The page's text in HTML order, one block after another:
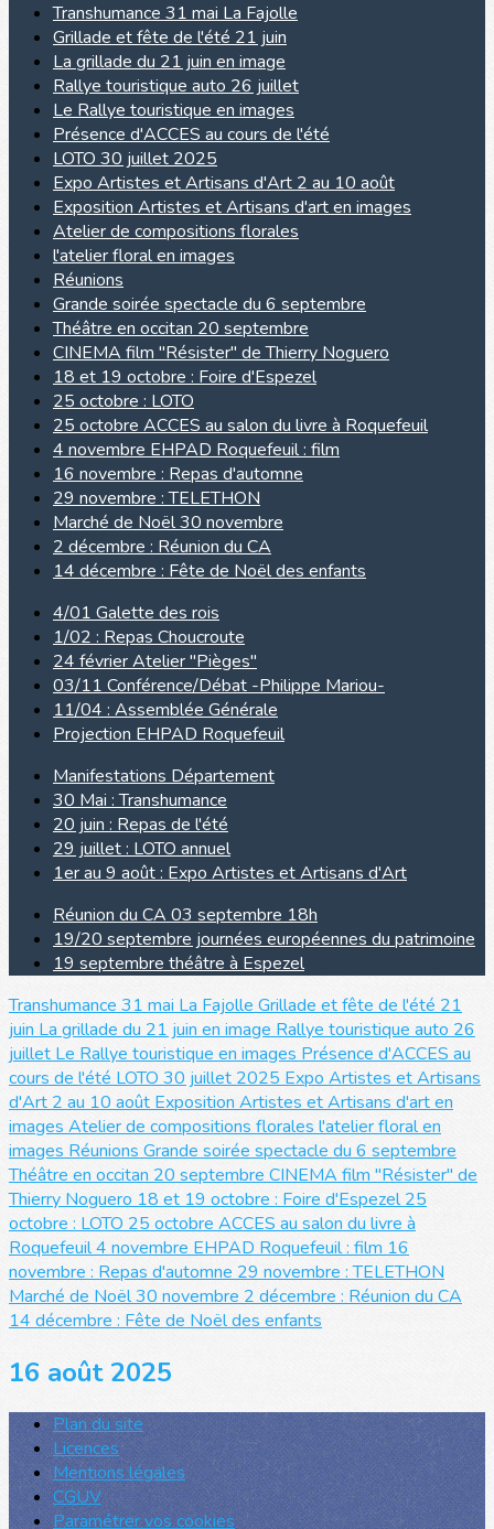
Transhumance 31 mai La Fajolle
Grillade et fête de l'été 21 juin
La grillade du 21 juin en image
Rallye touristique auto 26 juillet
Le Rallye touristique en images
Présence d'ACCES au cours de l'été
LOTO 30 juillet 2025
Expo Artistes et Artisans d'Art 2 au 10 août
Exposition Artistes et Artisans d'art en images
Atelier de compositions florales
l'atelier floral en images
Réunions
Grande soirée spectacle du 6 septembre
Théâtre en occitan 20 septembre
CINEMA film "Résister" de Thierry Noguero
18 et 19 octobre : Foire d'Espezel
25 octobre : LOTO
25 octobre ACCES au salon du livre à Roquefeuil
4 novembre EHPAD Roquefeuil : film
16 novembre : Repas d'automne
29 novembre : TELETHON
Marché de Noël 30 novembre
2 décembre : Réunion du CA
14 décembre : Fête de Noël des enfants
4/01 Galette des rois
1/02 : Repas Choucroute
24 février Atelier "Pièges"
03/11 Conférence/Débat -Philippe Mariou-
11/04 : Assemblée Générale
Projection EHPAD Roquefeuil
Manifestations Département
30 Mai : Transhumance
20 juin : Repas de l'été
29 juillet : LOTO annuel
1er au 9 août : Expo Artistes et Artisans d'Art
Réunion du CA 03 septembre 18h
19/20 septembre journées européennes du patrimoine
19 septembre théâtre à Espezel
Transhumance 31 mai La Fajolle Grillade et fête de l'été 21
juin La grillade du 21 juin en image Rallye touristique auto 26
juillet Le Rallye touristique en images Présence d'ACCES au
cours de l'été LOTO 30 juillet 2025 Expo Artistes et Artisans
d'Art 2 au 10 août Exposition Artistes et Artisans d'art en
images Atelier de compositions florales l'atelier floral en
images Réunions Grande soirée spectacle du 6 septembre
Théâtre en occitan 20 septembre CINEMA film "Résister" de
Thierry Noguero 18 et 19 octobre : Foire d'Espezel25
octobre : LOTO 25 octobre ACCES au salon du livre à
Roquefeuil4 novembre EHPAD Roquefeuil : film 16
novembre : Repas d'automne 29 novembre : TELETHON
Marché de Noël 30 novembre 2 décembre : Réunion du CA
14 décembre : Fête de Noël des enfants
16 août 2025
Plan du site
Licences
Mentions légales
CGUV
Paramétrer vos cookies